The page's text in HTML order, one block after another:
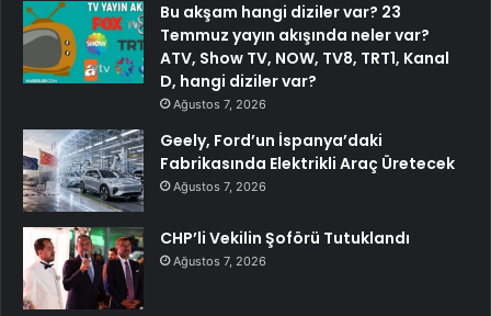
Bu akşam hangi diziler var? 23
Temmuz yayın akışında neler var?
ATV, Show TV, NOW, TV8, TRT1, Kanal
D, hangi diziler var?
Ağustos 7, 2026
Geely, Ford’un İspanya’daki
Fabrikasında Elektrikli Araç Üretecek
Ağustos 7, 2026
CHP’li Vekilin Şoförü Tutuklandı
Ağustos 7, 2026